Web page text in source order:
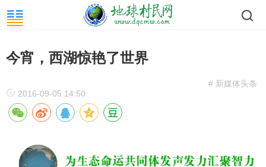
今宵，西湖惊艳了世界
# 新媒体头条
2016-09-05 14:50